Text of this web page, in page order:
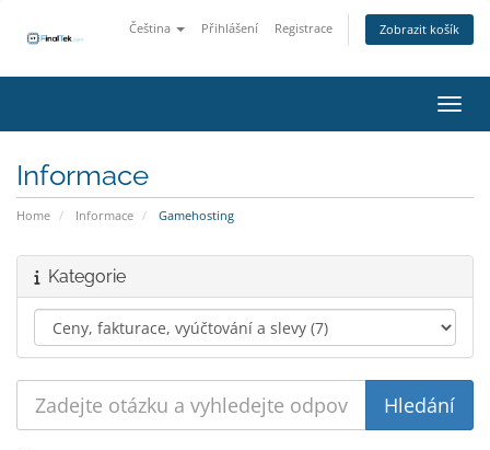
Čeština Přihlášení Registrace Zobrazit košík
Informace
Home Informace Gamehosting
Kategorie